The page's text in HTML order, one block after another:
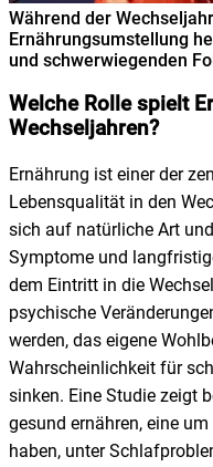
Während der
Ernährungsumstellung
und schwerwiegenden
Welche Rolle spielt
Wechseljahren?
Ernährung ist einer der
Lebensqualität in den
sich auf natürliche Art
Symptome und
dem Eintritt in die
psychische
werden, das eigene
Wahrscheinlichkeit für
sinken. Eine Studie zeigt
gesund ernähren, eine
haben, unter